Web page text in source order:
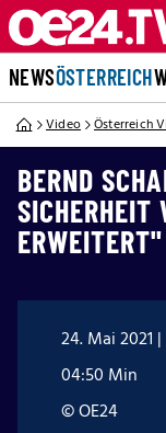
NEWSÖSTERREICH
Video Österreich
BERND
SICHERHEIT
ERWEITERT"
24. Mai 2021 |
04:50 Min
© OE24